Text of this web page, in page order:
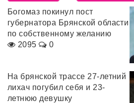
Богомаз покинул пост
губернатора Брянской области
по собственному желанию
2095
0
На брянской трассе 27-летний
лихач погубил себя и 23-
летнюю девушку